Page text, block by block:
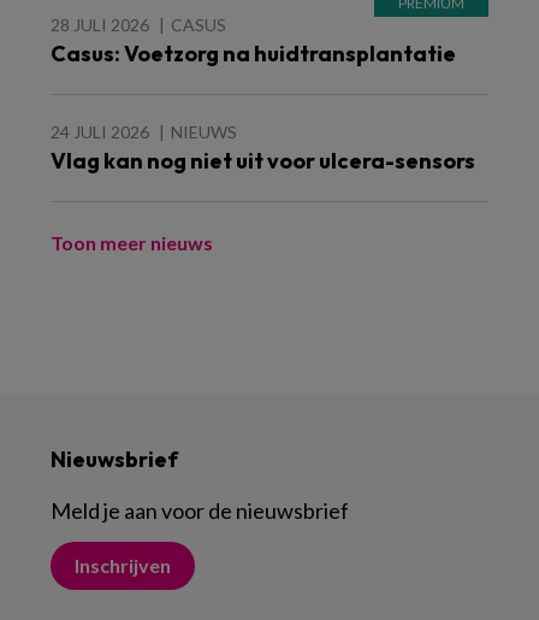
28 JULI 2026 CASUS
Casus: Voetzorg na huidtransplantatie
24 JULI 2026 NIEUWS
Vlag kan nog niet uit voor ulcera-sensors
Toon meer nieuws
Nieuwsbrief
Meld je aan voor de nieuwsbrief
Inschrijven